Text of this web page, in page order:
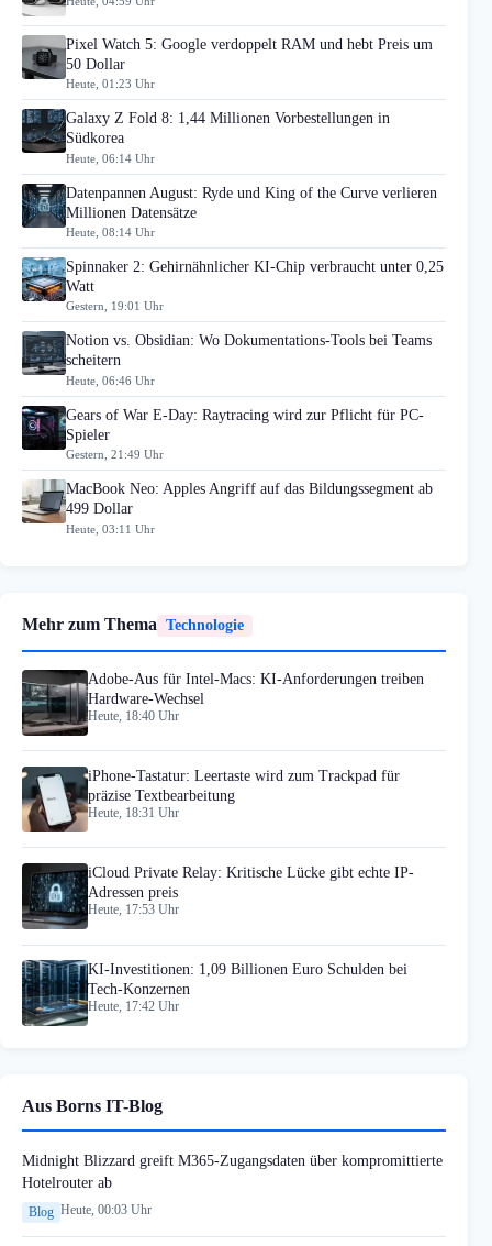
Pixel Watch 5: Google verdoppelt RAM und hebt Preis um
50 Dollar
Heute, 01:23 Uhr
Galaxy Z Fold 8: 1,44 Millionen Vorbestellungen in
Südkorea
Heute, 06:14 Uhr
Datenpannen August: Ryde und King of the Curve verlieren
Millionen Datensätze
Heute, 08:14 Uhr
Spinnaker 2: Gehirnähnlicher KI-Chip verbraucht unter 0,25
Watt
Gestern, 19:01 Uhr
Notion vs. Obsidian: Wo Dokumentations-Tools bei Teams
scheitern
Heute, 06:46 Uhr
Gears of War E-Day: Raytracing wird zur Pflicht für PC-
Spieler
Gestern, 21:49 Uhr
MacBook Neo: Apples Angriff auf das Bildungssegment ab
499 Dollar
Heute, 03:11 Uhr
Mehr zum Thema Technologie
Adobe-Aus für Intel-Macs: KI-Anforderungen treiben
Hardware-Wechsel
Heute, 18:40 Uhr
iPhone-Tastatur: Leertaste wird zum Trackpad für
präzise Textbearbeitung
Heute, 18:31 Uhr
iCloud Private Relay: Kritische Lücke gibt echte IP-
Adressen preis
Heute, 17:53 Uhr
KI-Investitionen: 1,09 Billionen Euro Schulden bei
Tech-Konzernen
Heute, 17:42 Uhr
Aus Borns IT-Blog
Midnight Blizzard greift M365-Zugangsdaten über kompromittierte
Hotelrouter ab
Blog Heute, 00:03 Uhr